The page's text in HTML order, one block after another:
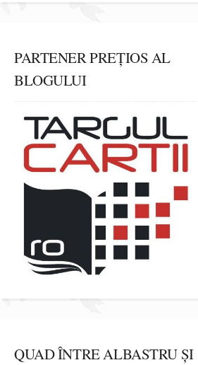
PARTENER PREȚIOS AL
BLOGULUI
QUAD ÎNTRE ALBASTRU ȘI